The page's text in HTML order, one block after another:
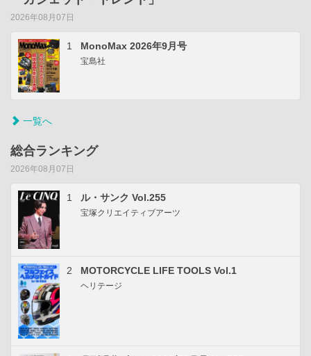
2026年08月07日
1 MonoMax 2026年9月号
宝島社
一覧へ
総合ランキング
2026年08月07日
1 ル・サンク Vol.255
宝塚クリエイティブアーツ
2 MOTORCYCLE LIFE TOOLS Vol.1
ヘリテージ